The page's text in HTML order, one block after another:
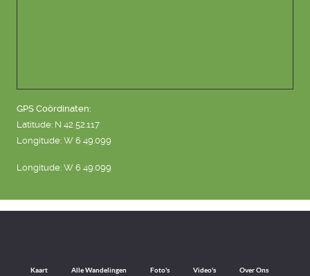
GPS Coördinaten:
Latitude: N 42 52.117
Longitude: W 6 49.099
Longitude: W 6 49.099
Kaart Alle Wandelingen Foto's Video's Over Ons